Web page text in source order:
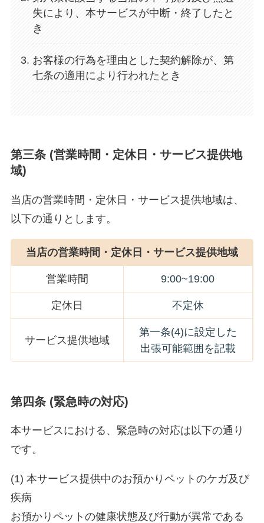
失により、本サービスが中断・終了したと
き
お客様の行為を理由とした契約解除が、第
七条の適用により行われたとき
第三条 (営業時間・定休日・サービス提供地
域)
当店の営業時間・定休日・サービス提供地域は、
以下の通りとします。
当店の営業時間・定休日・サービス提供地域
営業時間 9:00~19:00
定休日 不定休
サービス提供地域
第一条(4)に設定した
出張可能範囲を記載
第四条 (緊急時の対応)
本サービスにおける、緊急時の対応は以下の通り
です。
(1) 本サービス提供中のお預かりペットのケガ及び
疾病
お預かりペットの健康状態及び行動が異常である